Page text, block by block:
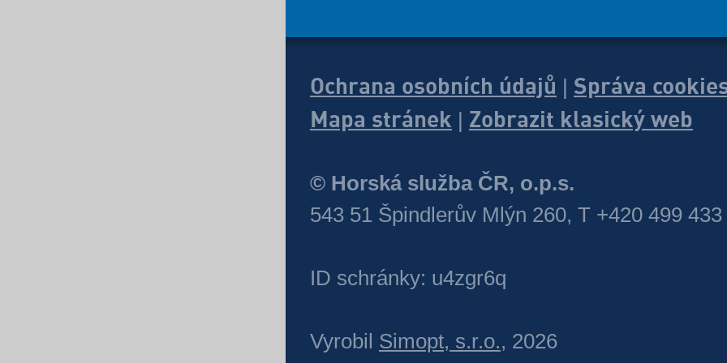
Ochrana osobních údajů Správa
Mapa stránek Zobrazit klasický web
© Horská služba ČR, o.p.s.
543 51 Špindlerův Mlýn 260, T +420 499 433
ID schránky: u4zgr6q
Vyrobil Simopt, s.r.o., 2026